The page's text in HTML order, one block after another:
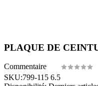
PLAQUE DE
Commentaire
SKU:799-115 6.5